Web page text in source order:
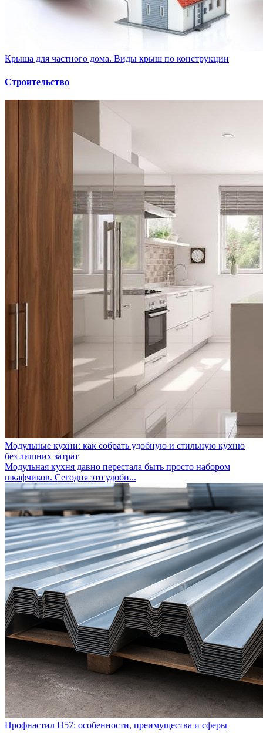
Крыша для частного дома. Виды крыш по конструкции
Строительство
Модульные кухни: как собрать удобную и стильную кухню
без лишних затрат
Модульная кухня давно перестала быть просто набором
шкафчиков. Сегодня это удобн...
Профнастил Н57: особенности, преимущества и сферы